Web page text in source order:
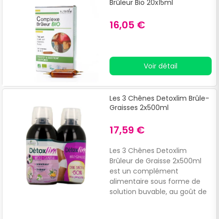
Brûleur Bio 20x15ml
16,05 €
Voir détail
Les 3 Chênes Detoxlim Brûle-
Graisses 2x500ml
17,59 €
Les 3 Chênes Detoxlim
Brûleur de Graisse 2x500ml
est un complément
alimentaire sous forme de
solution buvable, au goût de